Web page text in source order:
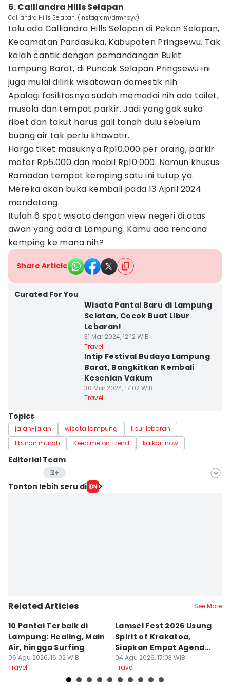
6. Calliandra Hills Selapan
Calliandra Hills Selapan. (Instagram/drmnsyy)
Lalu ada Calliandra Hills Selapan di Pekon Selapan,
Kecamatan Pardasuka, Kabupaten Pringsewu. Tak
kalah cantik dengan pemandangan Bukit
Lampung Barat, di Puncak Selapan Pringsewu ini
juga mulai dilirik wisatawan domestik nih.
Apalagi fasilitasnya sudah memadai nih ada toilet,
musala dan tempat parkir. Jadi yang gak suka
ribet dan takut harus gali tanah dulu sebelum
buang air tak perlu khawatir.
Harga tiket masuknya Rp10.000 per orang, parkir
motor Rp5.000 dan mobil Rp10.000. Namun khusus
Ramadan tempat kemping satu ini tutup ya.
Mereka akan buka kembali pada 13 April 2024
mendatang.
Itulah 6 spot wisata dengan view negeri di atas
awan yang ada di Lampung. Kamu ada rencana
kemping ke mana nih?
Share Article
Curated For You
Wisata Pantai Baru di Lampung
Selatan, Cocok Buat Libur
Lebaran!
31 Mar 2024, 12:12 WIB
Travel
Intip Festival Budaya Lampung
Barat, Bangkitkan Kembali
Kesenian Vakum
30 Mar 2024, 17:02 WIB
Travel
Topics
jalan-jalan wisata lampung
libur lebaran
liburan murah
Keep me on Trend kaikai-now
Editorial Team
3+
Editor
Tonton lebih seru di
Related Articles See More
10 Pantai Terbaik di
Lampung: Healing, Main
Air, hingga Surfing
06 Agu 2026, 16:02 WIB
Travel
Lamsel Fest 2026 Usung
Spirit of Krakatoa,
Siapkan Empat Agenda
Utama
04 Agu 2026, 17:03 WIB
Travel